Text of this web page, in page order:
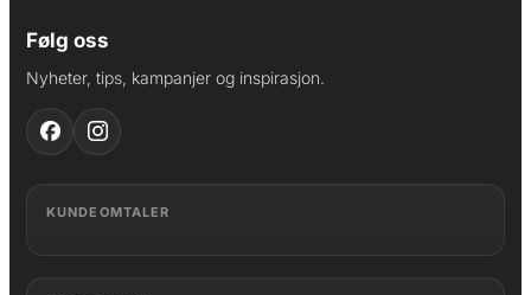
Følg oss
Nyheter, tips, kampanjer og inspirasjon.
KUNDEOMTALER